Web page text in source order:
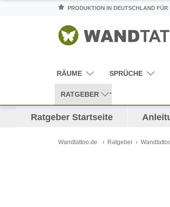
PRODUKTION IN DEUTSCHLAND
RÄUME SPRÜCHE
RATGEBER
Ratgeber Startseite
Wandtattoo.de Ratgeber